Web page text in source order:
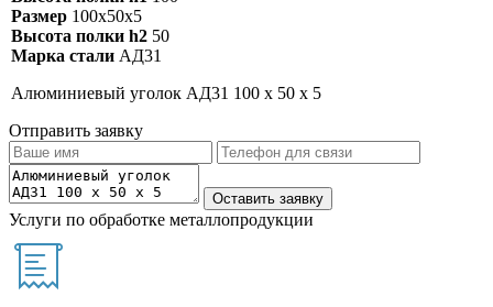
Размер 100х50х5
Высота полки h2 50
Марка стали АД31
Алюминиевый уголок АД31 100 х 50 х 5
Отправить заявку
Услуги по обработке металлопродукции